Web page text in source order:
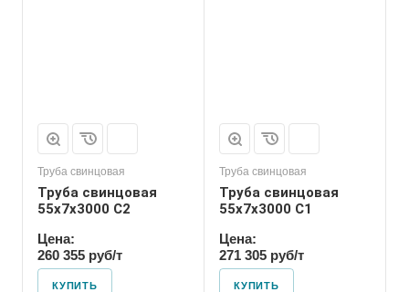
Труба свинцовая
Труба свинцовая
55x7x3000 С2
Цена:
260 355 руб/т
КУПИТЬ
Труба свинцовая
Труба свинцовая
55x7x3000 С1
Цена:
271 305 руб/т
КУПИТЬ